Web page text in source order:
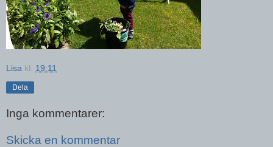
Lisa kl. 19:11
Dela
Inga kommentarer:
Skicka en kommentar